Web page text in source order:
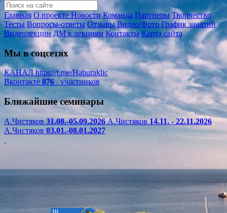
Главная О проектеНовости Команда Партнеры Творчество
Тесты Вопросы-ответы Отзывы Видео/Фото График занятий
Видеолекции ДМ к лекциям Контакты Карта сайта
Мы в соцсетях
КАНАЛhttps://t.me/Haburaklic
Вконтакте 876участников
Ближайшие семинары
А.Чистяков31.08.-05.09.2026 А.Чистяков14.11. - 22.11.2026
А.Чистяков 03.01.-08.01.2027